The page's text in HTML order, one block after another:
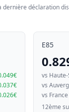
dernière déclaration
E85
vs
vs
vs France
12ème